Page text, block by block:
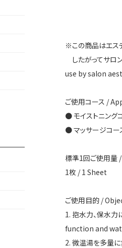
商
支
お
会
ロ
※この商品はエス
したがってサロ
use by salon
ご使用コース /
● モイストニン
● マッサージコ
標準1回ご使用
1枚 / 1 Sheet
ご使用目的 /
1. 抱水力、保水
function and
2. 微温湯を多量に